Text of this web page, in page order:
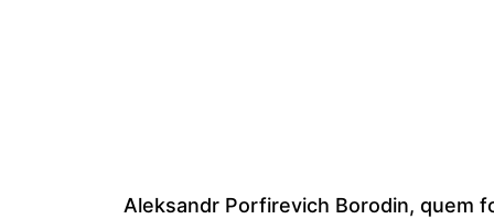
Aleksandr Porfirevich Borodin, quem